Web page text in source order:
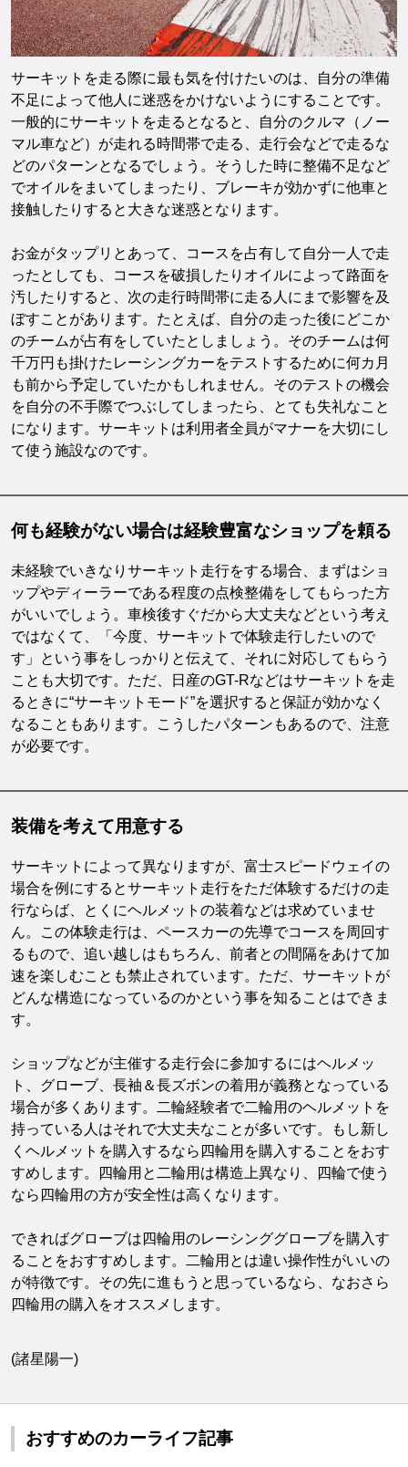
サーキットを走る際に最も気を付けたいのは、自分の準備
不足によって他人に迷惑をかけないようにすることです。
一般的にサーキットを走るとなると、自分のクルマ（ノー
マル車など）が走れる時間帯で走る、走行会などで走るな
どのパターンとなるでしょう。そうした時に整備不足など
でオイルをまいてしまったり、ブレーキが効かずに他車と
接触したりすると大きな迷惑となります。
お金がタップリとあって、コースを占有して自分一人で走
ったとしても、コースを破損したりオイルによって路面を
汚したりすると、次の走行時間帯に走る人にまで影響を及
ぼすことがあります。たとえば、自分の走った後にどこか
のチームが占有をしていたとしましょう。そのチームは何
千万円も掛けたレーシングカーをテストするために何カ月
も前から予定していたかもしれません。そのテストの機会
を自分の不手際でつぶしてしまったら、とても失礼なこと
になります。サーキットは利用者全員がマナーを大切にし
て使う施設なのです。
何も経験がない場合は経験豊富なショップを頼る
未経験でいきなりサーキット走行をする場合、まずはショ
ップやディーラーである程度の点検整備をしてもらった方
がいいでしょう。車検後すぐだから大丈夫などという考え
ではなくて、「今度、サーキットで体験走行したいので
す」という事をしっかりと伝えて、それに対応してもらう
ことも大切です。ただ、日産のGT-Rなどはサーキットを走
るときに“サーキットモード”を選択すると保証が効かなく
なることもあります。こうしたパターンもあるので、注意
が必要です。
装備を考えて用意する
サーキットによって異なりますが、富士スピードウェイの
場合を例にするとサーキット走行をただ体験するだけの走
行ならば、とくにヘルメットの装着などは求めていませ
ん。この体験走行は、ペースカーの先導でコースを周回す
るもので、追い越しはもちろん、前者との間隔をあけて加
速を楽しむことも禁止されています。ただ、サーキットが
どんな構造になっているのかという事を知ることはできま
す。
ショップなどが主催する走行会に参加するにはヘルメッ
ト、グローブ、長袖＆長ズボンの着用が義務となっている
場合が多くあります。二輪経験者で二輪用のヘルメットを
持っている人はそれで大丈夫なことが多いです。もし新し
くヘルメットを購入するなら四輪用を購入することをおす
すめします。四輪用と二輪用は構造上異なり、四輪で使う
なら四輪用の方が安全性は高くなります。
できればグローブは四輪用のレーシンググローブを購入す
ることをおすすめします。二輪用とは違い操作性がいいの
が特徴です。その先に進もうと思っているなら、なおさら
四輪用の購入をオススメします。
(諸星陽一)
おすすめのカーライフ記事